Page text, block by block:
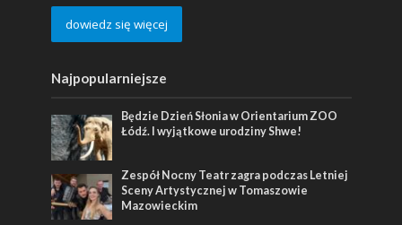
dowiedz się więcej
Najpopularniejsze
Będzie Dzień Słonia w Orientarium ZOO
Łódź. I wyjątkowe urodziny Shwe!
Zespół Nocny Teatr zagra podczas Letniej
Sceny Artystycznej w Tomaszowie
Mazowieckim